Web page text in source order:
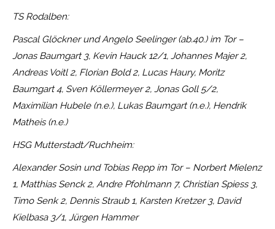
TS Rodalben:
Pascal Glöckner und Angelo Seelinger (ab.40.) im Tor –
Jonas Baumgart 3, Kevin Hauck 12/1, Johannes Majer 2,
Andreas Voitl 2, Florian Bold 2, Lucas Haury, Moritz
Baumgart 4, Sven Köllermeyer 2, Jonas Goll 5/2,
Maximilian Hubele (n.e.), Lukas Baumgart (n.e.), Hendrik
Matheis (n.e.)
HSG Mutterstadt/Ruchheim:
Alexander Sosin und Tobias Repp im Tor – Norbert Mielenz
1, Matthias Senck 2, Andre Pfohlmann 7, Christian Spiess 3,
Timo Senk 2, Dennis Straub 1, Karsten Kretzer 3, David
Kielbasa 3/1, Jürgen Hammer